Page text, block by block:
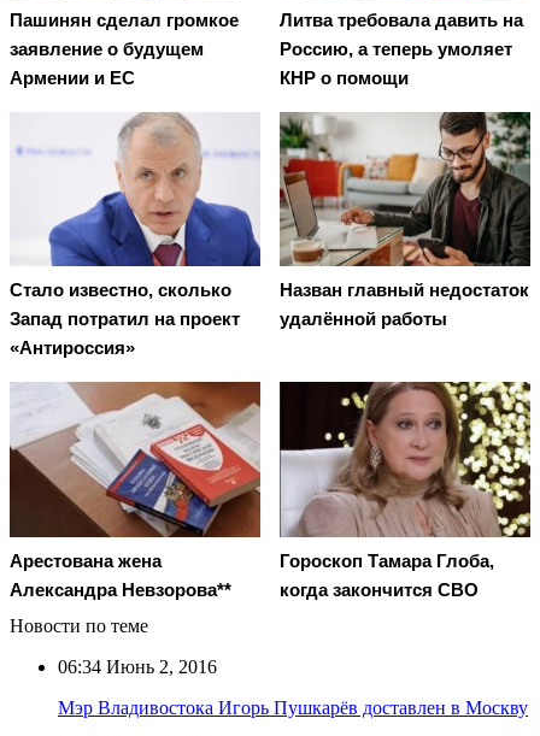
Пашинян сделал громкое
заявление о будущем
Армении и ЕС
Литва требовала давить на
Россию, а теперь умоляет
КНР о помощи
Стало известно, сколько
Запад потратил на проект
«Антироссия»
Назван главный недостаток
удалённой работы
Арестована жена
Александра Невзорова**
Гороскоп Тамара Глоба,
когда закончится СВО
Новости по теме
06:34 Июнь 2, 2016
Мэр Владивостока Игорь Пушкарёв доставлен в Москву